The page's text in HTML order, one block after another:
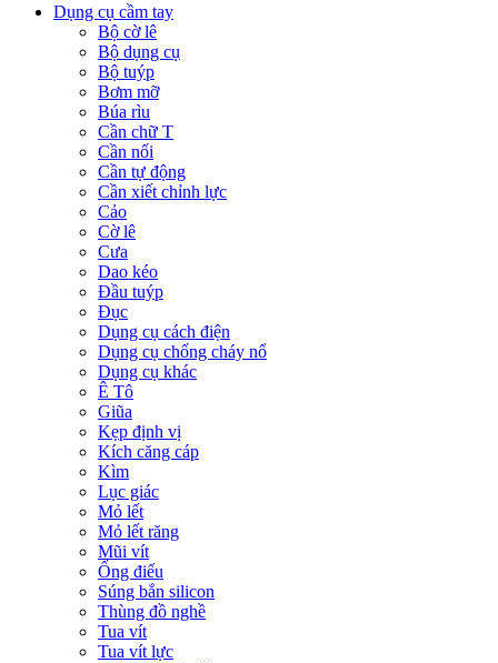
Dụng cụ cầm tay
Bộ cờ lê
Bộ dụng cụ
Bộ tuýp
Bơm mỡ
Búa rìu
Cần chữ T
Cần nối
Cần tự động
Cần xiết chỉnh lực
Cảo
Cờ lê
Cưa
Dao kéo
Đầu tuýp
Đục
Dụng cụ cách điện
Dụng cụ chống cháy nổ
Dụng cụ khác
Ê Tô
Giũa
Kẹp định vị
Kích căng cáp
Kìm
Lục giác
Mỏ lết
Mỏ lết răng
Mũi vít
Ống điếu
Súng bắn silicon
Thùng đồ nghề
Tua vít
Tua vít lực